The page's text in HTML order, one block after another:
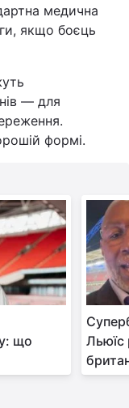
медична
якщо боєць
— для
формі.
що
Льюїс